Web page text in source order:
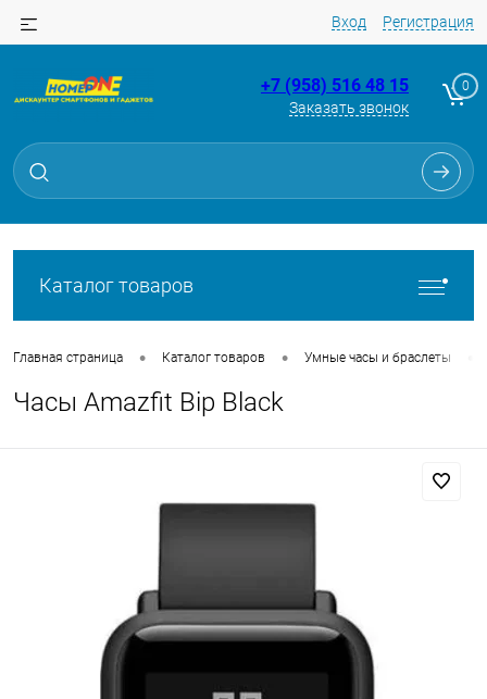
Вход Регистрация
+7 (958) 516 48 15
Заказать звонок
0
Каталог товаров
Главная страница • Каталог товаров • Умные часы и браслеты
Часы Amazfit Bip Black
Для клиентов всех банков
Разбейте
без переплат
Сегодня
Оплачивайте сегодня только
% картой любого банка